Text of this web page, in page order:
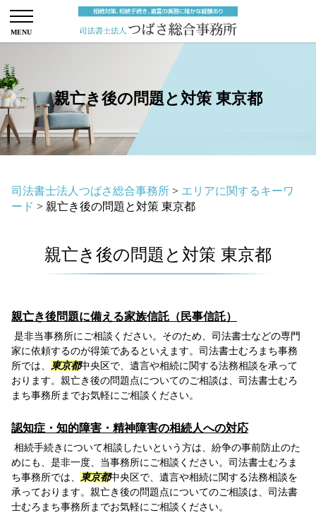
親亡き後の問題と対策 東京都
司法書士法人つばさ総合事務所 > エリアに関するキーワ
ード > 親亡き後の問題と対策 東京都
親亡き後の問題と対策 東京都
親亡き後問題に備える家族信託（民事信託）
是非当事務所にご相談ください。そのため、司法書士などの専門
家に依頼するのが得策であるといえます。司法書士むろまち事務
所では、
東京都中央区で、遺言や相続に関する法務相談を承って
おります。親亡き後の問題点についてのご相談は、司法書士むろ
まち事務所までお気軽にご相談ください。
認知症・知的障害・精神障害の相続人への対応
相続手続きについて相談したいという方は、紛争の事前防止のた
めにも、是非一度、当事務所にご相談ください。司法書士むろま
ち事務所では、
東京都中央区で、遺言や相続に関する法務相談を
承っております。親亡き後の問題点についてのご相談は、司法書
士むろまち事務所までお気軽にご相談ください。